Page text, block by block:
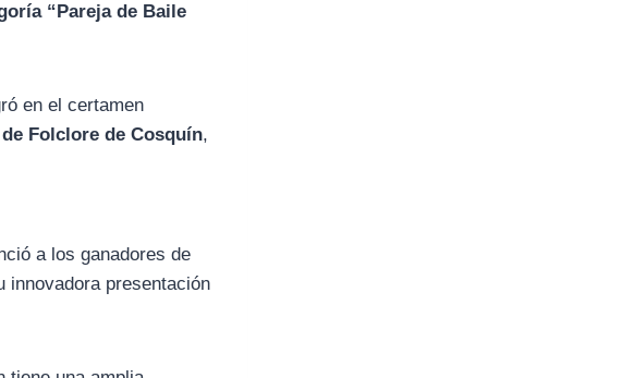
“Pareja de Baile
en el certamen
Folclore de Cosquín,
a los ganadores de
innovadora presentación